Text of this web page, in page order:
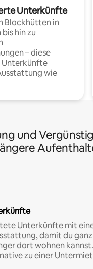
Unterkünfte
Blockhütten in
hin zu
– diese
wie
und
Unterkünfte mit
damit du
dort wohnen
zu einer